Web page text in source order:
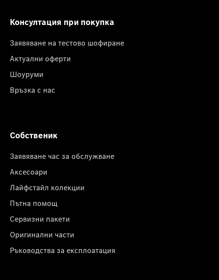
Консултация при покупка
Заявяване на тестово шофиране
Актуални оферти
Шоуруми
Връзка с нас
Собственик
Заявяване час за обслужване
Аксесоари
Лайфстайл колекции
Пътна помощ
Сервизни пакети
Оригинални части
Ръководства за експлоатация